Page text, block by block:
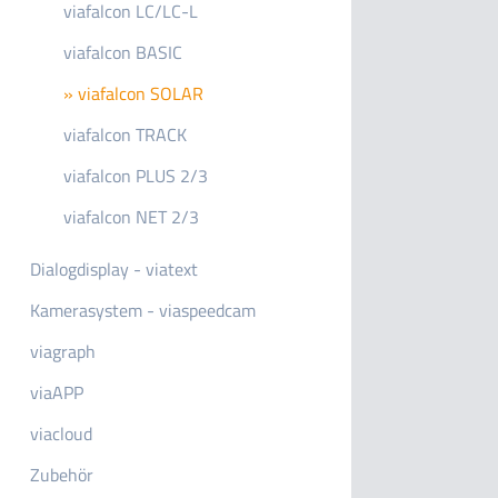
viafalcon LC/LC-L
viafalcon BASIC
» viafalcon SOLAR
viafalcon TRACK
viafalcon PLUS 2/3
viafalcon NET 2/3
Dialogdisplay - viatext
Kamerasystem - viaspeedcam
viagraph
viaAPP
viacloud
Zubehör